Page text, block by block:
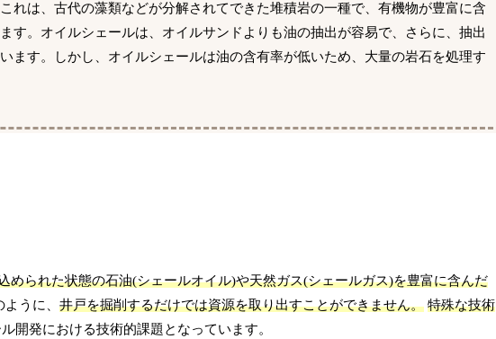
れは、古代の藻類などが分解されてできた堆積岩の一種で、有機物が豊富に含
す。オイルシェールは、オイルサンドよりも油の抽出が容易で、さらに、抽出
ます。しかし、オイルシェールは油の含有率が低いため、大量の岩石を処理す
られた状態の石油(シェールオイル)や天然ガス(シェールガス)を豊富に含んだ
うに、 井戸を掘削するだけでは資源を取り出すことができません。 特殊な技術
開発における技術的課題となっています。